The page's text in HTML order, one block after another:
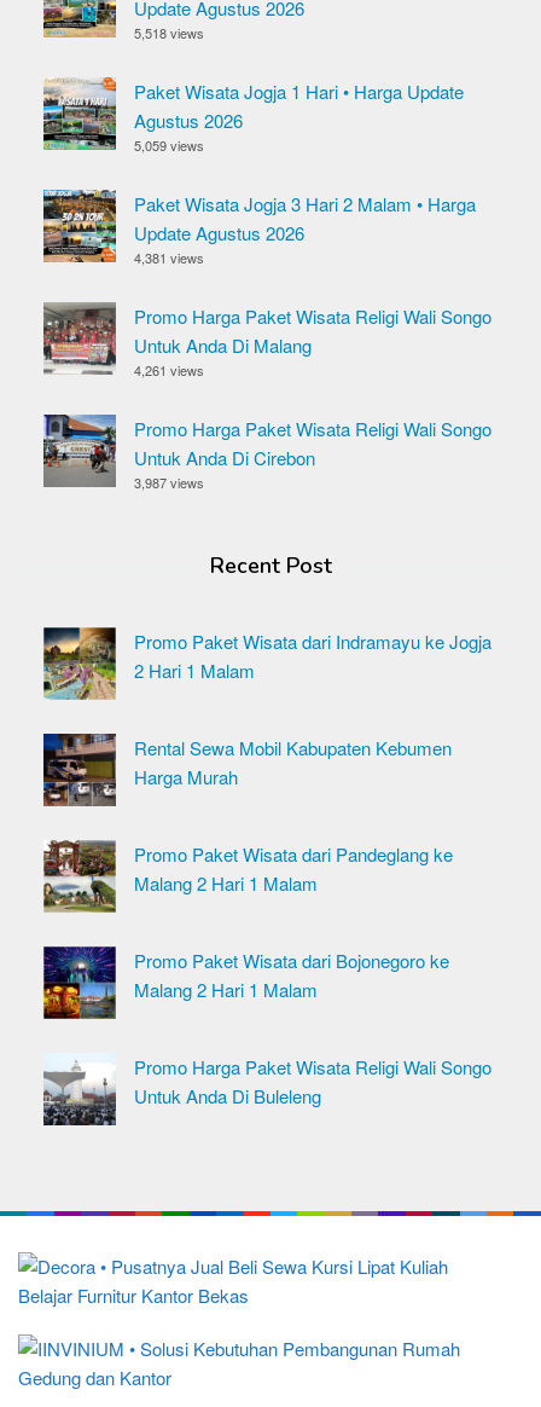
Update Agustus 2026
5,518 views
Paket Wisata Jogja 1 Hari • Harga Update
Agustus 2026
5,059 views
Paket Wisata Jogja 3 Hari 2 Malam • Harga
Update Agustus 2026
4,381 views
Promo Harga Paket Wisata Religi Wali Songo
Untuk Anda Di Malang
4,261 views
Promo Harga Paket Wisata Religi Wali Songo
Untuk Anda Di Cirebon
3,987 views
Recent Post
Promo Paket Wisata dari Indramayu ke Jogja
2 Hari 1 Malam
Rental Sewa Mobil Kabupaten Kebumen
Harga Murah
Promo Paket Wisata dari Pandeglang ke
Malang 2 Hari 1 Malam
Promo Paket Wisata dari Bojonegoro ke
Malang 2 Hari 1 Malam
Promo Harga Paket Wisata Religi Wali Songo
Untuk Anda Di Buleleng